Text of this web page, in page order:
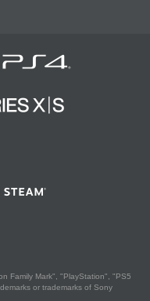
Family Mark", "PlayStation", "PS5
or trademarks of Sony